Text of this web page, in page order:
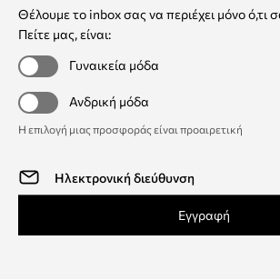
Θέλουμε το inbox σας να περιέχει μόνο ό,τι
Πείτε μας, είναι:
Γυναικεία μόδα
Ανδρική μόδα
Η επιλογή μιας προσφοράς είναι προαιρετική
Εγγραφή